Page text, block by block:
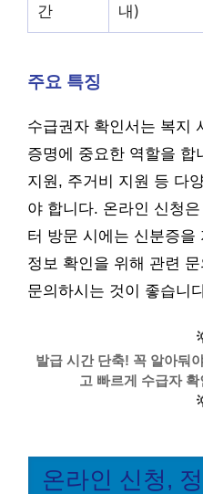
간
내)
주요 특징
수급권자 확인서는 복지
증명에 중요한 역할을 합
지원, 주거비 지원 등 다
야 합니다. 온라인 신청
터 방문 시에는 신분증
정보 확인을 위해 관련
문의하시는 것이 좋습니
발급 시간 단축! 꼭 알아둬
고 빠르게 수급자
온라인 신청,